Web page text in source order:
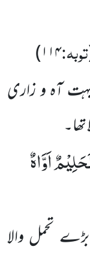
توبہ:۱۱۴)
آہ و زاری
اَوَّاهٌ
تحمل والا